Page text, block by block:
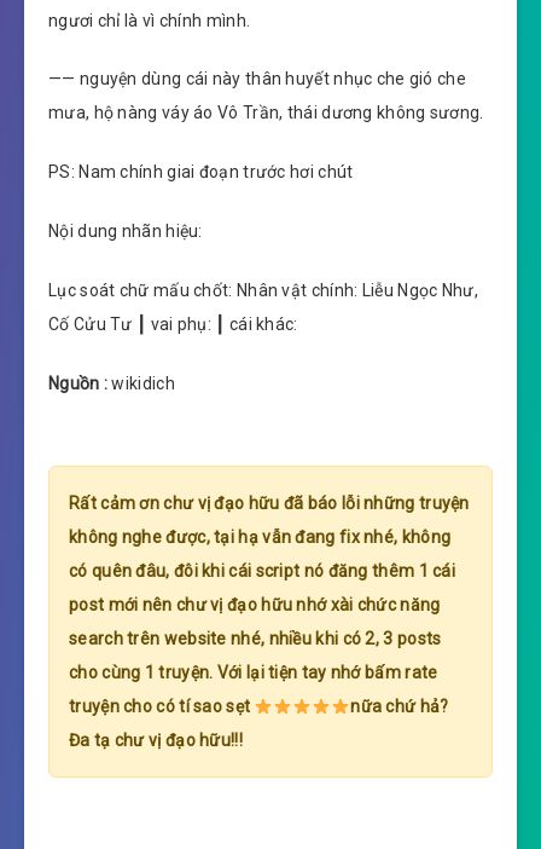
ngươi chỉ là vì chính mình.
—— nguyện dùng cái này thân huyết nhục che gió che
mưa, hộ nàng váy áo Vô Trần, thái dương không sương.
PS: Nam chính giai đoạn trước hơi chút
Nội dung nhãn hiệu:
Lục soát chữ mấu chốt: Nhân vật chính: Liễu Ngọc Như,
Cố Cửu Tư ┃ vai phụ: ┃ cái khác:
Nguồn :wikidich
Rất cảm ơn chư vị đạo hữu đã báo lỗi những truyện
không nghe được, tại hạ vẫn đang fix nhé, không
có quên đâu, đôi khi cái script nó đăng thêm 1 cái
post mới nên chư vị đạo hữu nhớ xài chức năng
search trên website nhé, nhiều khi có 2, 3 posts
cho cùng 1 truyện. Với lại tiện tay nhớ bấm rate
truyện cho có tí sao sẹt
nữa chứ hả?
Đa tạ chư vị đạo hữu!!!